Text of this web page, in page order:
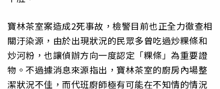
寶林茶室案造成2死事故，檢警目前也正全力徹查相
關汙染源，由於出現狀況的民眾多曾吃過炒粿條和
炒河粉，也讓偵辦方向一度認定「粿條」為重要證
物。不過據消息來源指出，寶林茶室的廚房內場整
潔狀況不佳，而代班廚師極有可能在不知情的情況